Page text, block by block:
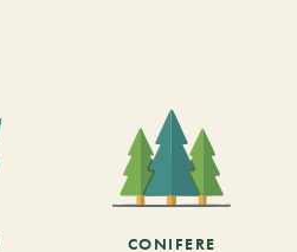
CONIFERE